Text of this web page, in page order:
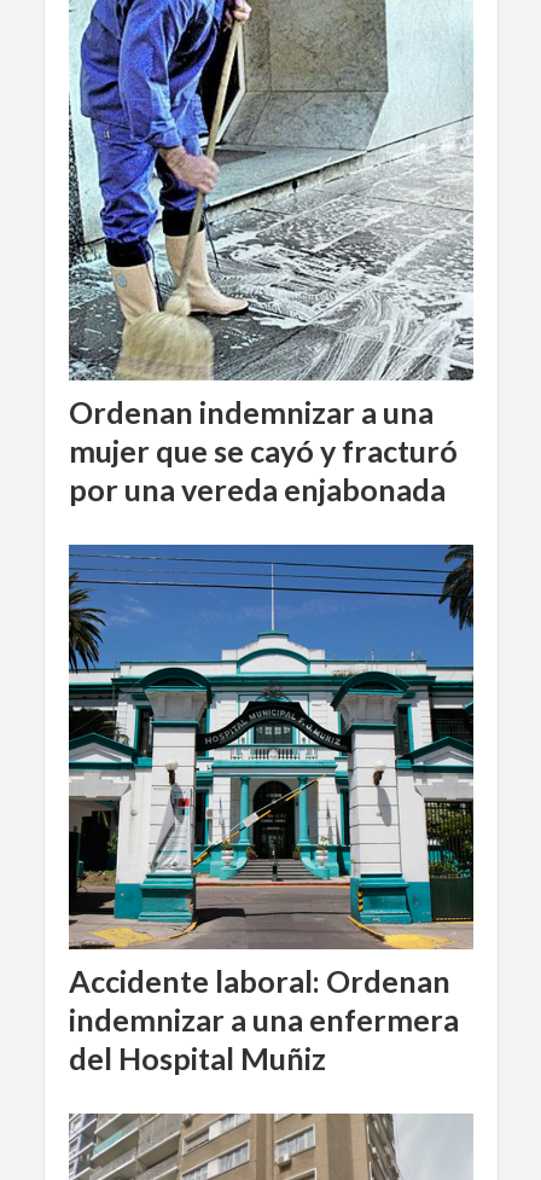
Ordenan indemnizar a una
mujer que se cayó y fracturó
por una vereda enjabonada
Accidente laboral: Ordenan
indemnizar a una enfermera
del Hospital Muñiz